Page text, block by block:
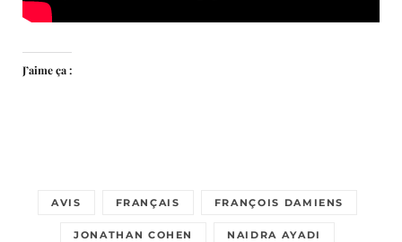
J’aime ça :
AVIS FRANÇAIS FRANÇOIS DAMIENS
JONATHAN COHEN NAIDRA AYADI